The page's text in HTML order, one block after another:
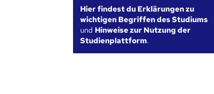
Hier findest du Erklärungen zu
wichtigen Begriffen des Studiums
und Hinweise zur Nutzung der
Studienplattform.